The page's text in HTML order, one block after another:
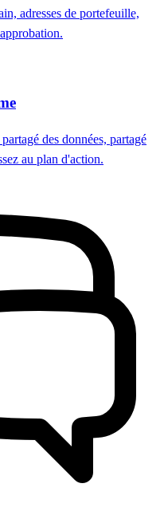
adresses de portefeuille,
des données, partagé
au plan d'action.